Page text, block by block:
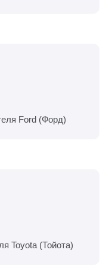
Ford (Форд)
Toyota (Тойота)